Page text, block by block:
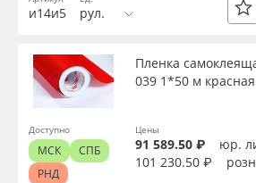
Избранное
8 800 550 7888
Москва
Упаковочные материалы
Оборудование и инструмент
Новинки ассортимента
Текстура
Срок эксплуатации, лет
и14и5 рул.
Пленка
039 1*50 м
Цены
91 589.50 ₽
юр.
101 230.50 ₽
Доступно
МСК
СПБ
РНД